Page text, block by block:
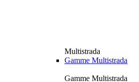
Multistrada
Gamme Multistrada
Gamme Multistrada